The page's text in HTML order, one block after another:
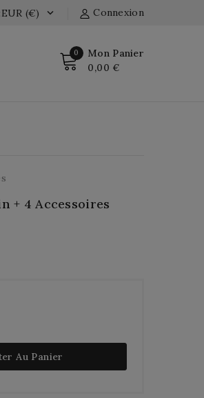
Connexion
(€) 
0 Mon Panier
0,00 €
+ 4 Accessoires
Au Panier